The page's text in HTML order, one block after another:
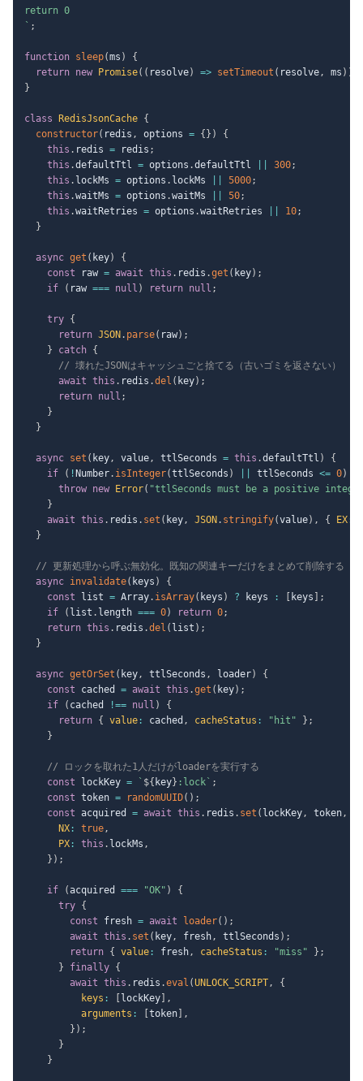
` ;
function sleep(ms )
{
return new Promise( ( resolve) => setTimeout ( resolve, ms ) )
}
class RedisJsonCache {
constructor( redis , options = { } )
{
this . redis = redis ;
this .defaultTtl = options .defaultTtl 300;
this . lockMs = options . lockMs 5000;
this .waitMs = options .waitMs 50;
this .waitRetries = options .waitRetries 10;
}
async get ( key)
{
const raw = await this . redis .get ( key) ;
if
( raw === null ) return null ;
try {
return JSON . parse( raw) ;
}
catch {
// 壊れたJSONはキャッシュごと捨てる（古いゴミを返さない）
await this . redis .del ( key) ;
return null ;
}
}
async set ( key, value, ttlSeconds = this .defaultTtl )
{
if
( ! Number. isInteger(ttlSeconds ) ttlSeconds <= 0)
throw new Error( "ttlSeconds must be a positive
}
await this . redis . set ( key, JSON . stringify(value) , { EX
}
// 更新処理から呼ぶ無効化。既知の関連キーだけをまとめて削除する
async invalidate( keys )
{
const list = Array. isArray( keys ) ? keys : keys
;
if
( list . length === 0) return 0;
return this . redis .del ( list ) ;
}
async getOrSet ( key, ttlSeconds , loader)
{
const cached = await this .get ( key) ;
if
( cached !== null )
{
return { value : cached , cacheStatus : "hit" } ;
}
// ロックを取れた1人だけがloaderを実行する
const lockKey = ` ${ key} :lock ` ;
const token = randomUUID( ) ;
const acquired = await this . redis . set ( lockKey, token,
NX : true,
PX : this . lockMs ,
} ) ;
if (acquired === "OK" )
{
try {
const fresh = await loader( ) ;
await this . set ( key, fresh, ttlSeconds ) ;
return { value : fresh, cacheStatus : "miss" } ;
}
finally {
await this . redis .eval (UNLOCK_SCRIPT,
{
keys : lockKey
,
arguments : token
,
} ) ;
}
}